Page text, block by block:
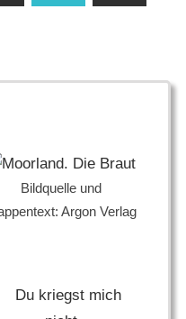
Bildquelle und
Argon Verlag